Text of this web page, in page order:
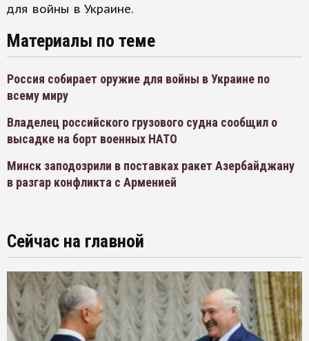
для войны в Украине.
Материалы по теме
Россия собирает оружие для войны в Украине по
всему миру
Владелец российского грузового судна сообщил о
высадке на борт военных НАТО
Минск заподозрили в поставках ракет Азербайджану
в разгар конфликта с Арменией
Сейчас на главной